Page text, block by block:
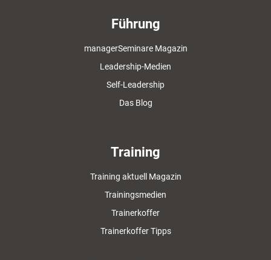
Führung
managerSeminare Magazin
Leadership-Medien
Self-Leadership
Das Blog
Training
Training aktuell Magazin
Trainingsmedien
Trainerkoffer
Trainerkoffer Tipps